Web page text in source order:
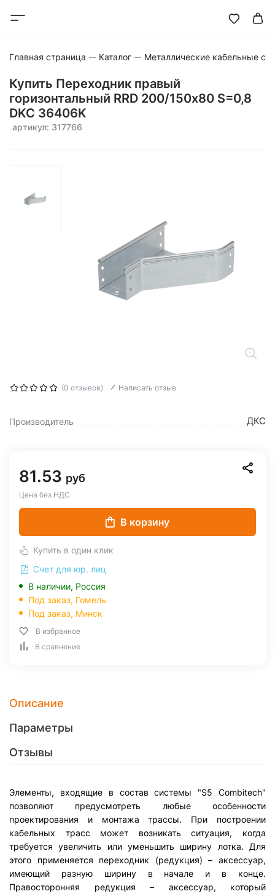
Главная страница Каталог Металлические кабельные
Купить Переходник правый
горизонтальный RRD 200/150х80 S=0,8
DKC 36406K
артикул: 317766
(0 отзывов) Написать отзыв
Производитель ДКС
81.53 руб
Цена без НДС
В корзину
Купить в один клик
Счет для юр. лиц
В наличии, Россия
Под заказ, Гомель
Под заказ, Минск
В избранное
В сравнение
Описание
Параметры
Отзывы
Элементы, входящие в состав системы "S5 Combitech"
позволяют предусмотреть любые особенности
проектирования и монтажа трассы. При построении
кабельных трасс может возникать ситуация, когда
требуется увеличить или уменьшить ширину лотка. Для
этого применяется переходник (редукция) – аксессуар,
имеющий разную ширину в начале и в конце.
Правосторонняя редукция – аксессуар, который